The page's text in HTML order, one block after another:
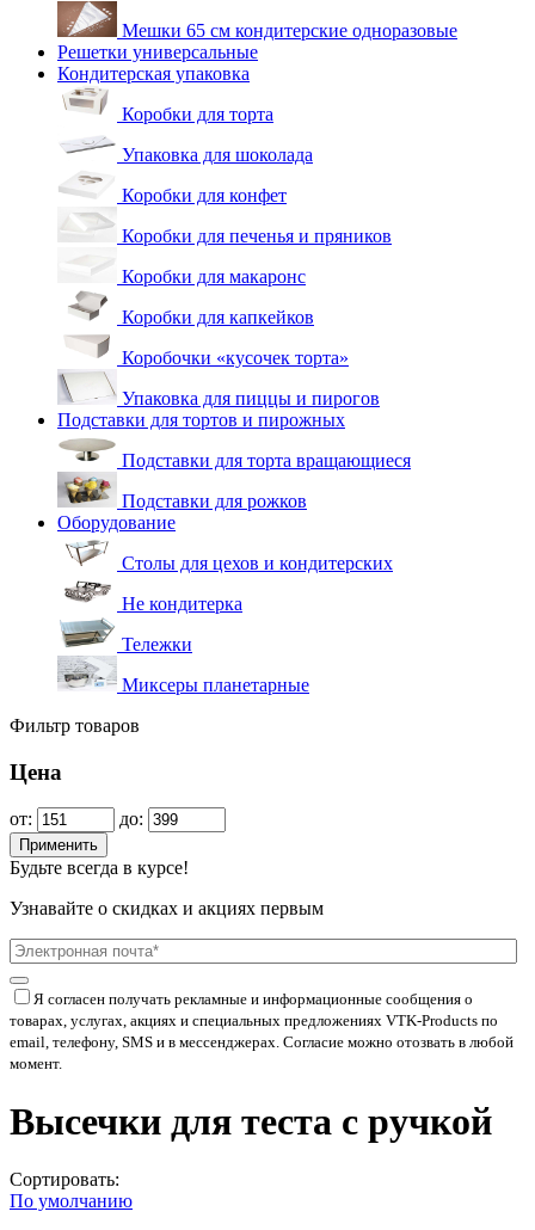
Мешки 65 см кондитерские одноразовые
Решетки универсальные
Кондитерская упаковка
Коробки для торта
Упаковка для шоколада
Коробки для конфет
Коробки для печенья и пряников
Коробки для макаронс
Коробки для капкейков
Коробочки «кусочек торта»
Упаковка для пиццы и пирогов
Подставки для тортов и пирожных
Подставки для торта вращающиеся
Подставки для рожков
Оборудование
Столы для цехов и кондитерских
Не кондитерка
Тележки
Миксеры планетарные
Фильтр товаров
Цена
от: до:
Применить
Будьте всегда в курсе!
Узнавайте о скидках и акциях первым
Я согласен получать рекламные и информационные сообщения о
товарах, услугах, акциях и специальных предложениях VTK-Products по
email, телефону, SMS и в мессенджерах. Согласие можно отозвать в любой
момент.
Высечки для теста с ручкой
Сортировать:
По умолчанию